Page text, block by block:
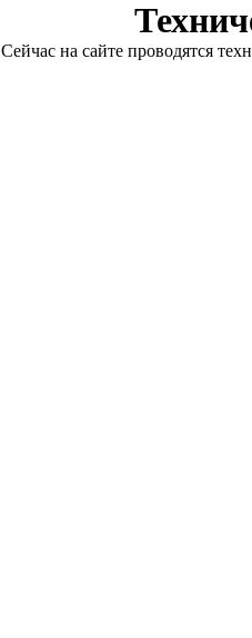
Сейчас на сайте проводятся